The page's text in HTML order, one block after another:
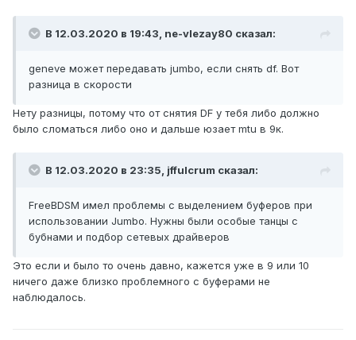
В 12.03.2020 в 19:43, ne-vlezay80 сказал:
geneve может передавать jumbo, если снять df. Вот
разница в скорости
Нету разницы, потому что от снятия DF у тебя либо должно
было сломаться либо оно и дальше юзает mtu в 9к.
В 12.03.2020 в 23:35, jffulcrum сказал:
FreeBDSM имел проблемы с выделением буферов при
использовании Jumbo. Нужны были особые танцы с
бубнами и подбор сетевых драйверов
Это если и было то очень давно, кажется уже в 9 или 10
ничего даже близко проблемного с буферами не
наблюдалось.